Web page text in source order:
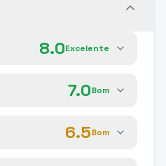
8.0Excelente
7.0Bom
6.5Bom